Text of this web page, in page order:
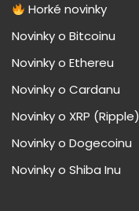
Horké novinky
Novinky o Bitcoinu
Novinky o Ethereu
Novinky o Cardanu
Novinky o XRP (Ripple)
Novinky o Dogecoinu
Novinky o Shiba Inu